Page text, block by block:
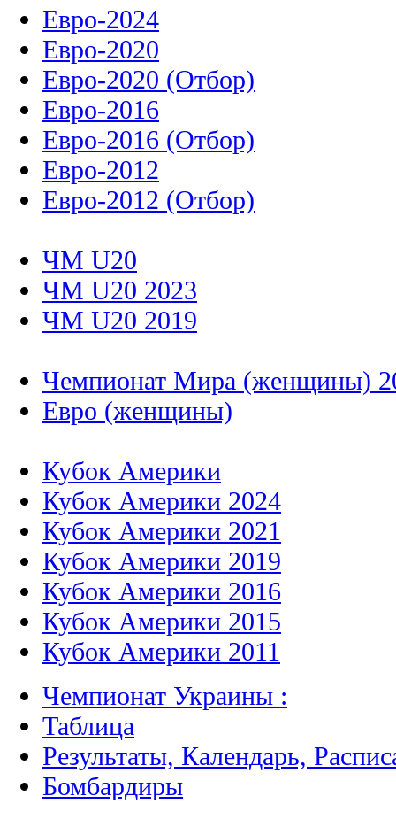
Евро-2024
Евро-2020
Евро-2020 (Отбор)
Евро-2016
Евро-2016 (Отбор)
Евро-2012
Евро-2012 (Отбор)
ЧМ U20
ЧМ U20 2023
ЧМ U20 2019
Чемпионат Мира (женщины)
Евро (женщины)
Кубок Америки
Кубок Америки 2024
Кубок Америки 2021
Кубок Америки 2019
Кубок Америки 2016
Кубок Америки 2015
Кубок Америки 2011
Чемпионат Украины :
Таблица
Результаты, Календарь,
Бомбардиры